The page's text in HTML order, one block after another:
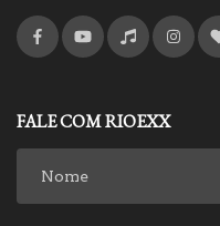
FALE COM RIOEXX